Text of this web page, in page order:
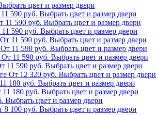
цвет и размер двери
11 590 руб. Выбрать цвет и размер двери
11 590 руб. Выбрать цвет и размер двери
11 590 руб. Выбрать цвет и размер двери
От 11 590 руб. Выбрать цвет и размер двери
От 11 590 руб. Выбрать цвет и размер двери
От 11 590 руб. Выбрать цвет и размер двери
11 590 руб. Выбрать цвет и размер двери
От 12 320 руб. Выбрать цвет и размер двери
11 180 руб. Выбрать цвет и размер двери
11 180 руб. Выбрать цвет и размер двери
Выбрать цвет и размер двери
8 100 руб. Выбрать цвет и размер двери